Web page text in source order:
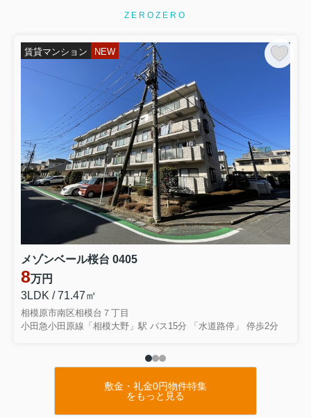
ZEROZERO
賃貸マンション NEW
メゾンベール桜台 0405
8万円
3LDK / 71.47㎡
相模原市南区相模台７丁目
小田急小田原線「相模大野」駅 バス15分 「水道路停」 停歩2分
敷金・礼金0円物件特集
をもっと見る